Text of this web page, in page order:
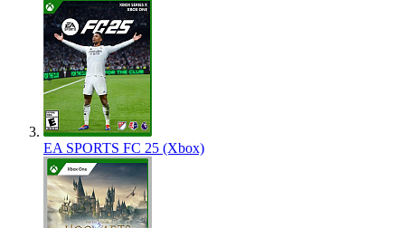
EA SPORTS FC 25 (Xbox)